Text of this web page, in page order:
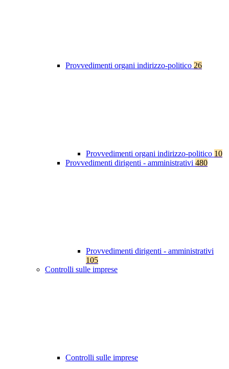
Provvedimenti organi indirizzo-politico 26
Provvedimenti organi indirizzo-politico 10
Provvedimenti dirigenti - amministrativi 480
Provvedimenti dirigenti - amministrativi
105
Controlli sulle imprese
Controlli sulle imprese